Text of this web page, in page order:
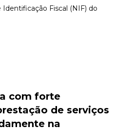
Fiscal (NIF) do
com forte
de serviços
na